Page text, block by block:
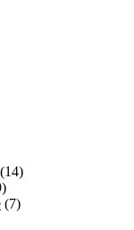
(14)
(7)